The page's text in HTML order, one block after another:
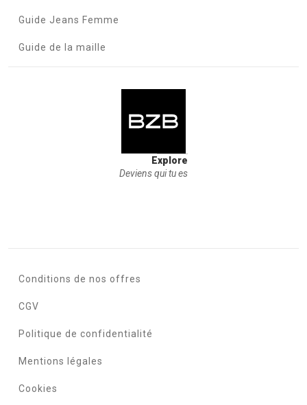
Guide Jeans Femme
Guide de la maille
Explore
Deviens qui tu es
Conditions de nos offres
CGV
Politique de confidentialité
Mentions légales
Cookies